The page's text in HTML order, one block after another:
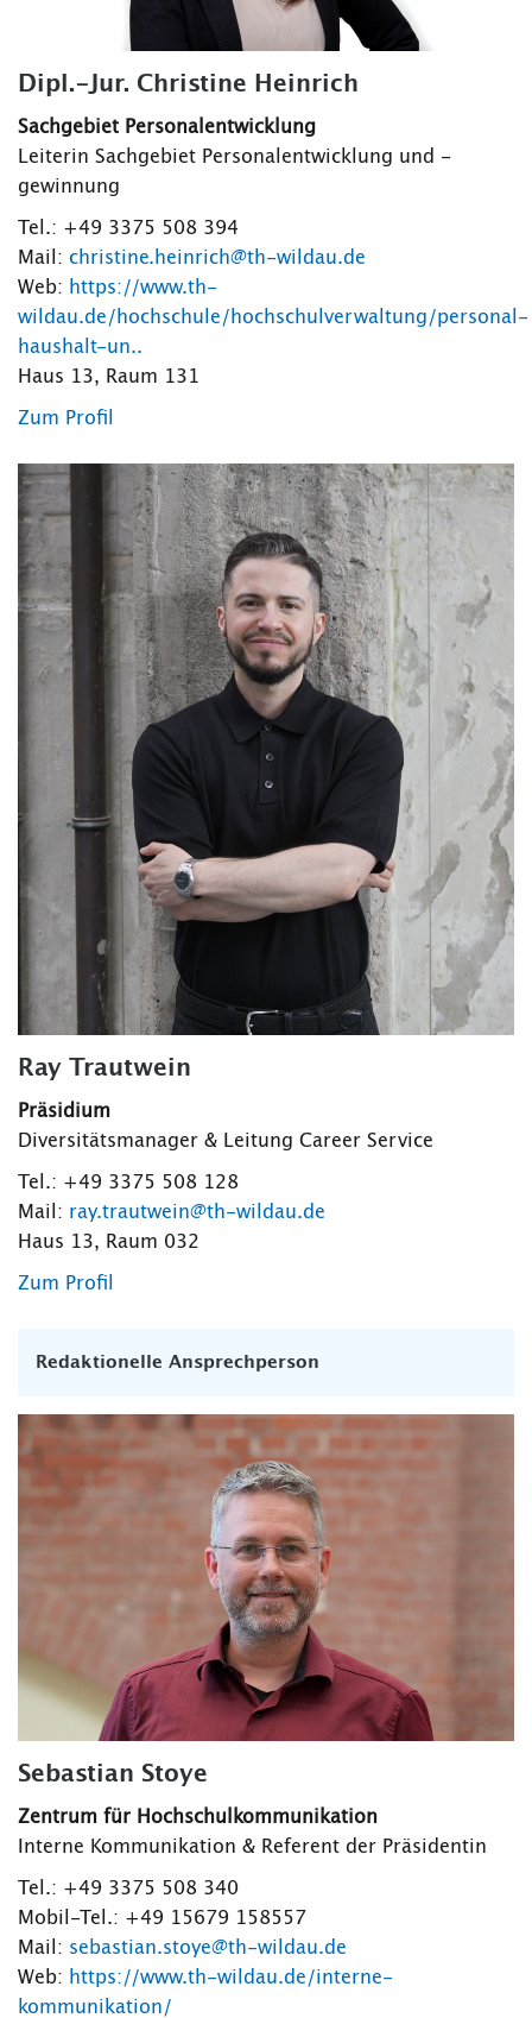
Dipl.-Jur. Christine Heinrich
Sachgebiet Personalentwicklung
Leiterin Sachgebiet Personalentwicklung und -
gewinnung
Tel.: +49 3375 508 394
Mail: christine.heinrich@th-wildau.de
Web: https://www.th-
wildau.de/hochschule/hochschulverwaltung/personal-
haushalt-un..
Haus 13, Raum 131
Zum Profil
Ray Trautwein
Präsidium
Diversitätsmanager & Leitung Career Service
Tel.: +49 3375 508 128
Mail: ray.trautwein@th-wildau.de
Haus 13, Raum 032
Zum Profil
Redaktionelle Ansprechperson
Sebastian Stoye
Zentrum für Hochschulkommunikation
Interne Kommunikation & Referent der Präsidentin
Tel.: +49 3375 508 340
Mobil-Tel.: +49 15679 158557
Mail: sebastian.stoye@th-wildau.de
Web: https://www.th-wildau.de/interne-
kommunikation/